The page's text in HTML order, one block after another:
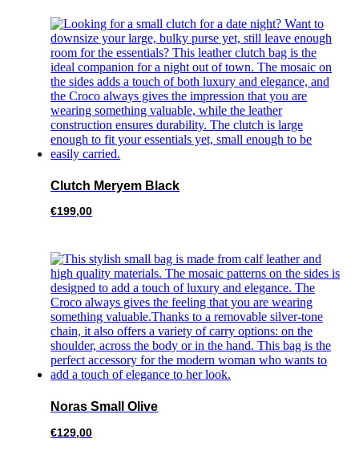
Clutch Meryem Black
€199,00
Noras Small Olive
€129,00